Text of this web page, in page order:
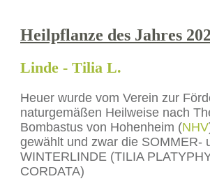
Heilpflanze des Jahres
Linde - Tilia L.
Heuer wurde vom Verein zur
naturgemäßen Heilweise nach
Bombastus von Hohenheim (NHV
gewählt und zwar die SOMMER-
WINTERLINDE (TILIA
CORDATA)